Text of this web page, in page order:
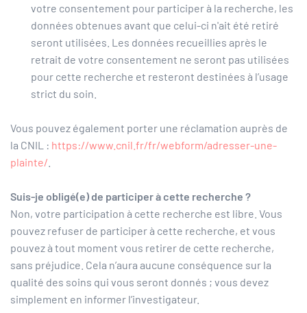
votre consentement pour participer à la recherche, les
données obtenues avant que celui-ci n'ait été retiré
seront utilisées. Les données recueillies après le
retrait de votre consentement ne seront pas utilisées
pour cette recherche et resteront destinées à l’usage
strict du soin.
Vous pouvez également porter une réclamation auprès de
la CNIL : https://www.cnil.fr/fr/webform/adresser-une-
plainte/
Suis-je obligé(e) de participer à cette recherche ?
Non, votre participation à cette recherche est libre. Vous
pouvez refuser de participer à cette recherche, et vous
pouvez à tout moment vous retirer de cette recherche,
sans préjudice. Cela n’aura aucune conséquence sur la
qualité des soins qui vous seront donnés ; vous devez
simplement en informer l’investigateur.